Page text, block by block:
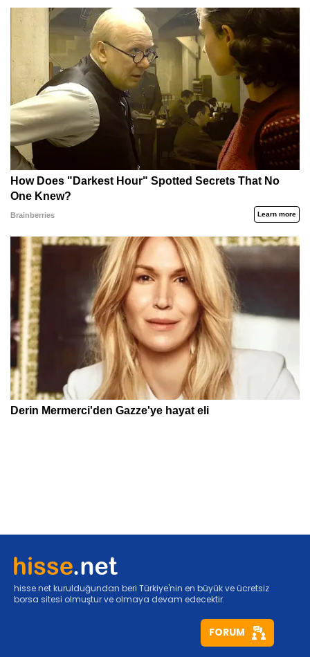
hisse.net kurulduğundan beri Türkiye'nin en büyük ve ücretsiz
borsa sitesi olmuştur ve olmaya devam edecektir.
FORUM